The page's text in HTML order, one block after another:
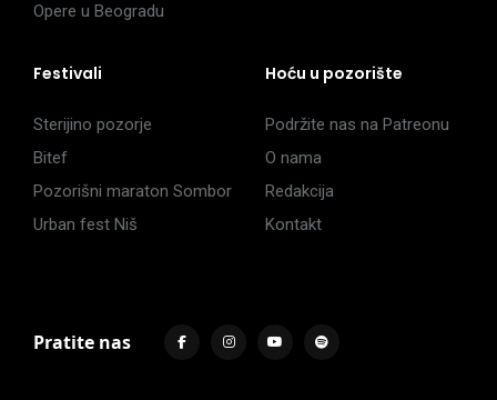
Opere u Beogradu
Festivali
Sterijino pozorje
Bitef
Pozorišni maraton Sombor
Urban fest Niš
Hoću u pozorište
Podržite nas na Patreonu
O nama
Redakcija
Kontakt
Pratite nas